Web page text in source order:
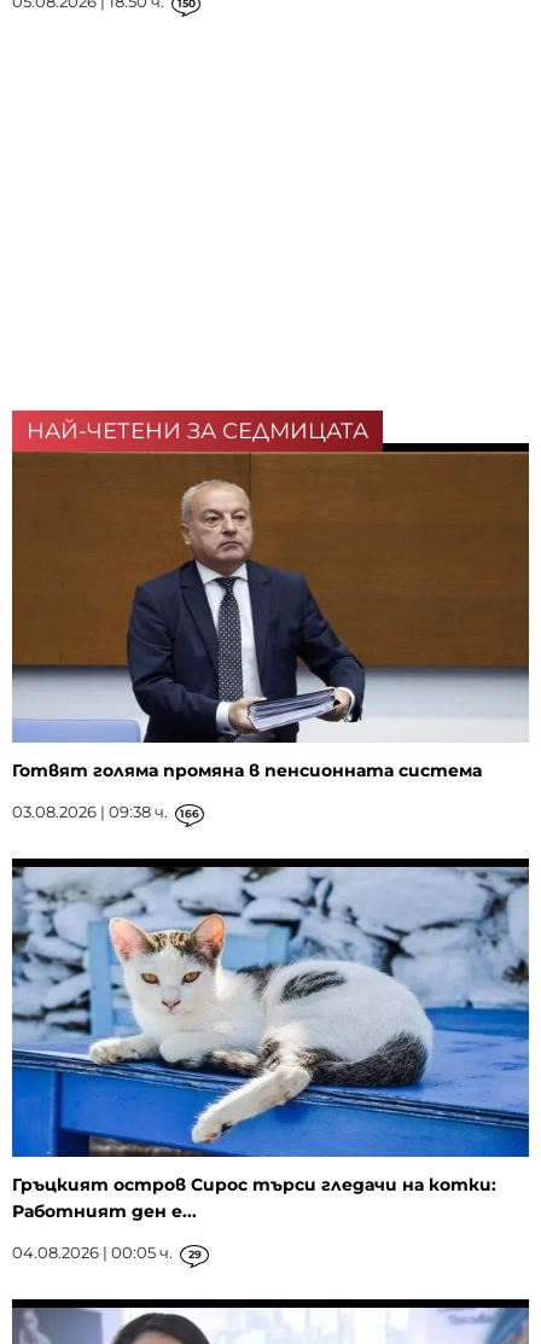
150
НАЙ-ЧЕТЕНИ ЗА СЕДМИЦАТА
Готвят голяма промяна в пенсионната система
03.08.2026 | 09:38 ч. 166
Гръцкият остров Сирос търси гледачи на котки:
Работният ден е...
04.08.2026 | 00:05 ч. 29